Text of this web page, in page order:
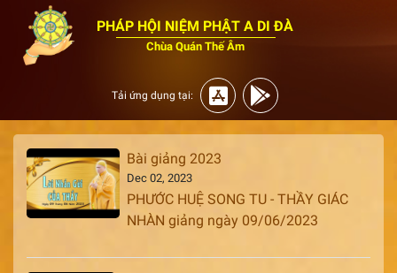
PHÁP HỘI NIỆM PHẬT A DI ĐÀ
Chùa Quán Thế Âm
Tải ứng dụng tại:
Bài giảng 2023
Dec 02, 2023
PHƯỚC HUỆ SONG TU - THẦY GIÁC
NHÀN giảng ngày 09/06/2023